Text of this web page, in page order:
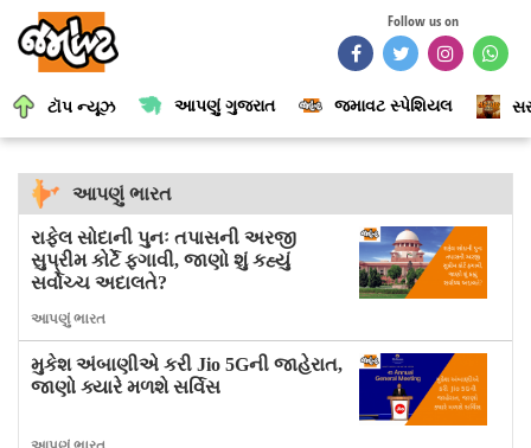
Follow us on
ટૉપ ન્યૂઝ આપણું ગુજરાત જમાવટ સ્પેશિયલ
આપણું ભારત
રાફેલ સોદાની પુનઃ તપાસની અરજી
સુપ્રીમ કોર્ટે ફગાવી, જાણો શું કહ્યું
સર્વોચ્ચ અદાલતે?
આપણું ભારત
મુકેશ અંબાણીએ કરી Jio 5Gની જાહેરાત,
જાણો ક્યારે મળશે સર્વિસ